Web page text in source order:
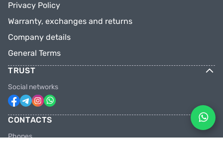
Privacy Policy
Warranty, exchanges and returns
Company details
General Terms
TRUST
Social networks
CONTACTS
Phones